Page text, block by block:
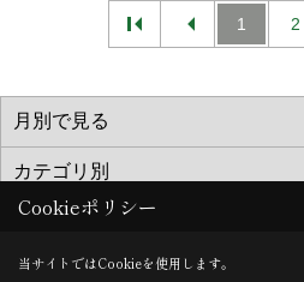
1 2
Cookieポリシー
当サイトではCookieを使用します。